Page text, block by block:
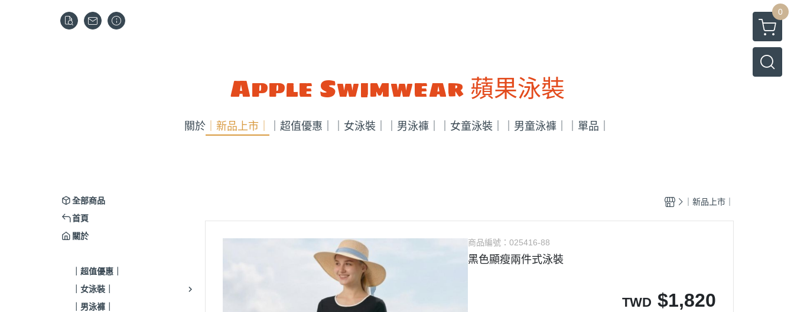
0
Apple Swimwear 蘋果泳裝
關於 ｜新品上市｜ ｜超值優惠｜ ｜女泳裝｜ ｜男泳褲｜ ｜女童泳裝｜ ｜男童泳褲｜ ｜單品｜
全部商品
首頁
關於
｜超值優惠｜
｜女泳裝｜
｜男泳褲｜
｜新品上市｜
商品編號：025416-88
黑色顯瘦兩件式泳裝
TWD $1,820